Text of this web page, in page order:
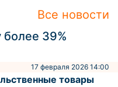
Все новости
более 39%
17 февраля 2026 14:00
товары